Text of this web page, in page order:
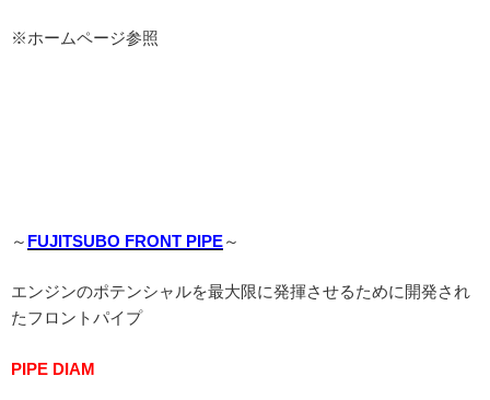
※ホームページ参照
～ FUJITSUBO FRONT PIPE～
エンジンのポテンシャルを最大限に発揮させるために開発され
たフロントパイプ
PIPE DIAM